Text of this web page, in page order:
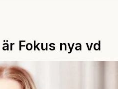
Fokus nya vd